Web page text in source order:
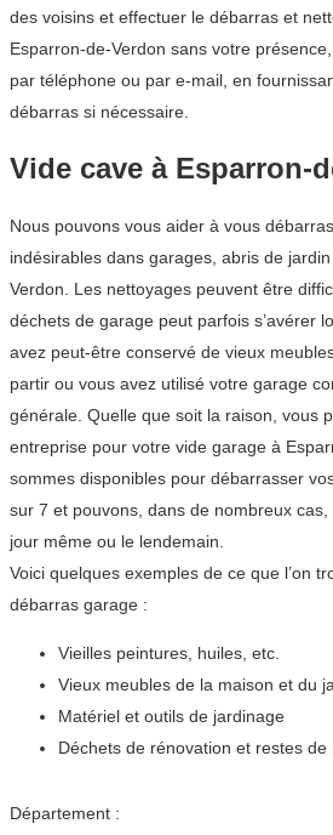
des voisins et effectuer le débarras et
Esparron-de-Verdon sans votre
par téléphone ou par e-mail, en
débarras si nécessaire.
Vide cave à Esparron-
Nous pouvons vous aider à vous
indésirables dans garages, abris de
Verdon. Les nettoyages peuvent être
déchets de garage peut parfois s’avérer
avez peut-être conservé de vieux
partir ou vous avez utilisé votre garage
générale. Quelle que soit la raison, vous
entreprise pour votre vide garage à
sommes disponibles pour débarrasser
sur 7 et pouvons, dans de nombreux
jour même ou le lendemain.
Voici quelques exemples de ce que l’on
débarras garage :
Vieilles peintures, huiles, etc.
Vieux meubles de la maison et du
Matériel et outils de jardinage
Déchets de rénovation et restes de
Département :